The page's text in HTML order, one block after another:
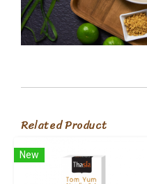
Related Product
New